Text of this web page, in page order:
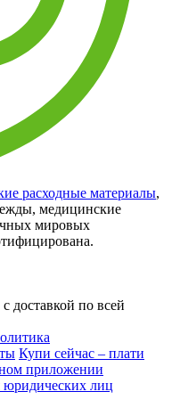
расходные материалы,
медицинские
мировых
доставкой по всей
Купи сейчас – плати
приложении
юридических лиц